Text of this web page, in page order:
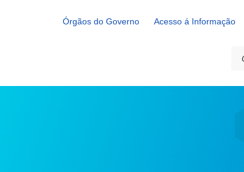
Órgãos do Governo Acesso á Informação